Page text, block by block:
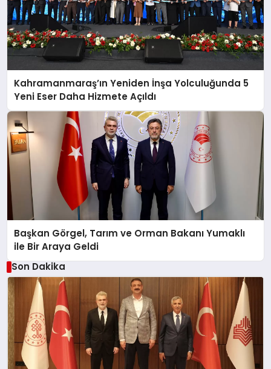
Kahramanmaraş’ın Yeniden İnşa Yolculuğunda 5
Yeni Eser Daha Hizmete Açıldı
Başkan Görgel, Tarım ve Orman Bakanı Yumaklı
ile Bir Araya Geldi
Son Dakika